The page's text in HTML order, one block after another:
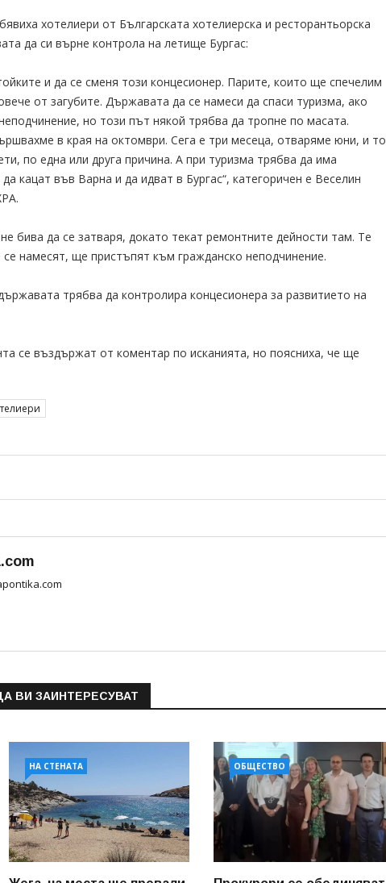
хотелиери от Българската хотелиерска и ресторантьорска
да си върне контрола на летище Бургас:
и да се сменя този концесионер. Парите, които ще спечелим
от загубите. Държавата да се намеси да спаси туризма, ако
но този път някой трябва да тропне по масата.
в края на октомври. Сега е три месеца, отваряме юни, и то
по една или друга причина. А при туризма трябва да има
кацат във Варна и да идват в Бургас“, категоричен е Веселин
бива да се затваря, докато текат ремонтните дейности там. Те
намесят, ще пристъпят към гражданско неподчинение.
трябва да контролира концесионера за развитието на
се въздържат от коментар по исканията, но поясниха, че ще
ВИ ЗАИНТЕРЕСУВАТ
НА СТЕНАТА ОБЩЕСТВО